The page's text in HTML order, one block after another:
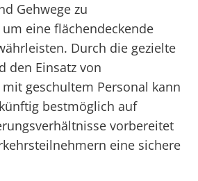
Gehwege zu
eine flächendeckende
Durch die gezielte
den Einsatz von
geschultem Personal kann
bestmöglich auf
vorbereitet
eine sichere